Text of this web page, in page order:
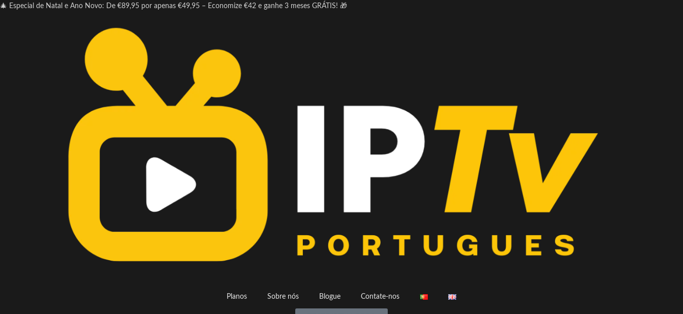
🎄 Especial de Natal e Ano Novo: De €89,95 por apenas €49,95 – Economize €42 e ganhe 3 meses GRÁTIS! 🎁
Planos Sobre nós Blogue Contate-nos